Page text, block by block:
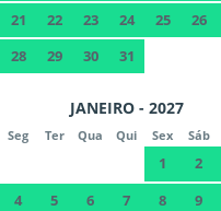
21
22 23 24 25 26
28
29 30 31
JANEIRO - 2027
Seg Ter Qua Qui Sex Sáb
1 2
4
5 6 7 8 9